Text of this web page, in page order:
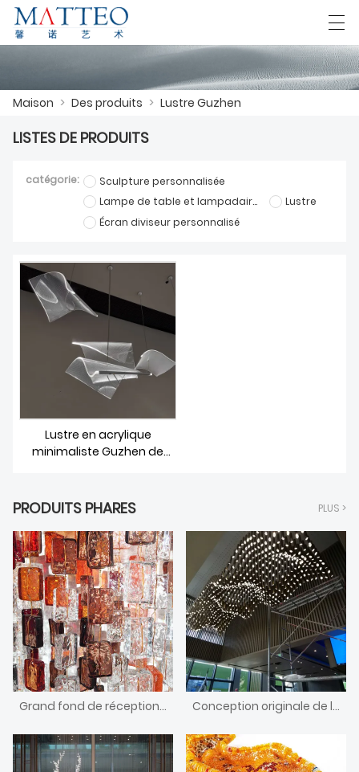
CAS
À PROPOS DE NOUS
DES PRODUITS
TÉLÉCHARGER
Deutsch Español
Maison > Des produits > Lustre Guzhen
LISTES DE PRODUITS
catégorie:
Sculpture personnalisée
Lampe de table et lampadaire sur mesure
Lustre
Écran diviseur personnalisé
Lustre en acrylique
minimaliste Guzhen de
PRODUITS PHARES PLUS >
Grand fond de réception de hall d'hôtel personnalisé en verre de Murano Conception originale de lustre de style nordique de l'artiste